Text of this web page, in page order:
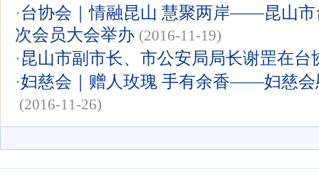
·台协会｜情融昆山 慧聚两岸——昆山市
次会员大会举办 (2016-11-19)
·昆山市副市长、市公安局局长谢罡在台
·妇慈会｜赠人玫瑰 手有余香——妇慈会
(2016-11-26)